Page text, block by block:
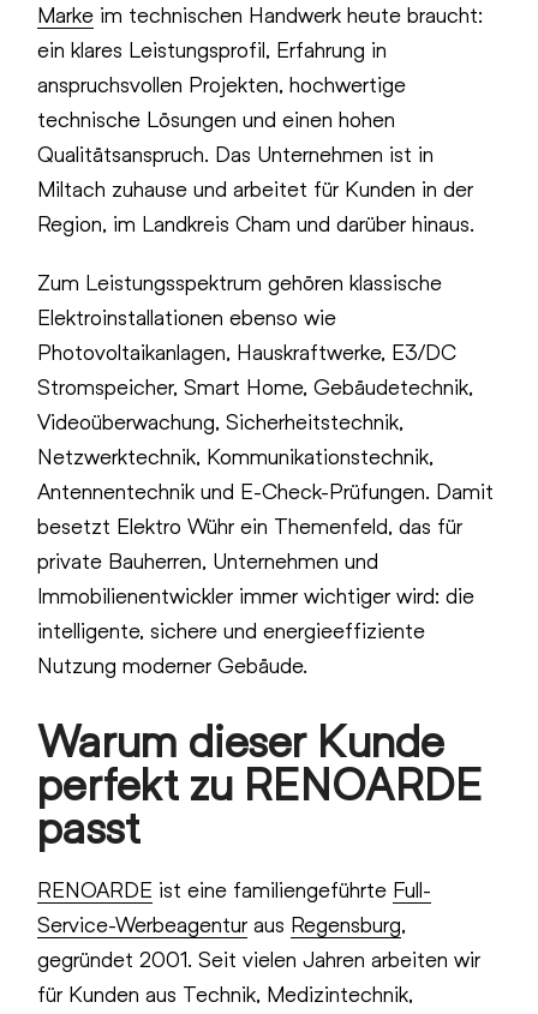
Marke im technischen Handwerk heute braucht:
ein klares Leistungsprofil, Erfahrung in
anspruchsvollen Projekten, hochwertige
technische Lösungen und einen hohen
Qualitätsanspruch. Das Unternehmen ist in
Miltach zuhause und arbeitet für Kunden in der
Region, im Landkreis Cham und darüber hinaus.
Zum Leistungsspektrum gehören klassische
Elektroinstallationen ebenso wie
Photovoltaikanlagen, Hauskraftwerke, E3/DC
Stromspeicher, Smart Home, Gebäudetechnik,
Videoüberwachung, Sicherheitstechnik,
Netzwerktechnik, Kommunikationstechnik,
Antennentechnik und E-Check-Prüfungen. Damit
besetzt Elektro Wühr ein Themenfeld, das für
private Bauherren, Unternehmen und
Immobilienentwickler immer wichtiger wird: die
intelligente, sichere und energieeffiziente
Nutzung moderner Gebäude.
Warum dieser Kunde
perfekt zu RENOARDE
passt
RENOARDE ist eine familiengeführte Full-
Service-Werbeagentur aus Regensburg,
gegründet 2001. Seit vielen Jahren arbeiten wir
für Kunden aus Technik, Medizintechnik,